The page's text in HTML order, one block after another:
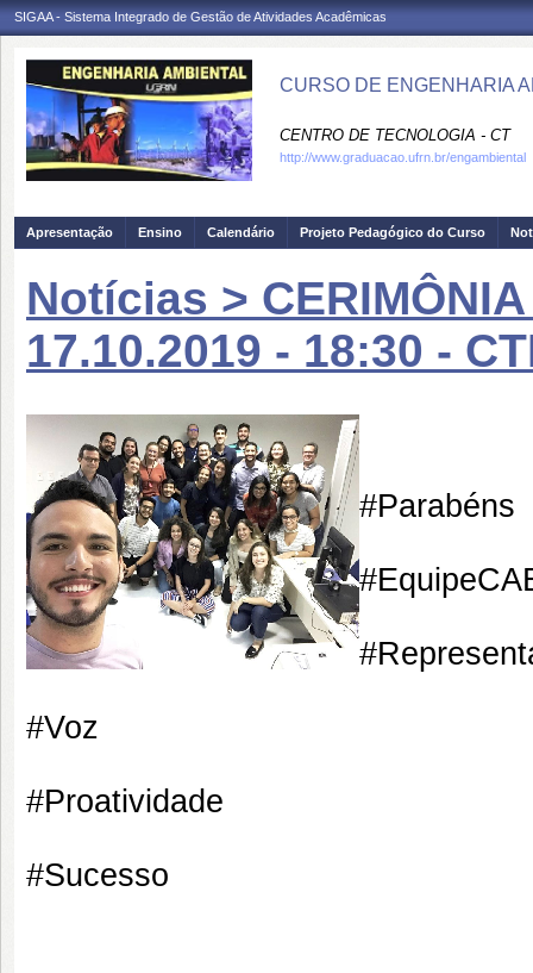
SIGAA - Sistema Integrado de Gestão de Atividades Acadêmicas
CURSO DE ENGENHARIA
CENTRO DE TECNOLOGIA - CT
http://www.graduacao.ufrn.br/engambiental
Apresentação Ensino Calendário Projeto Pedagógico do Curso
Notícias >
17.10.2019 - 18:30 -
#Parabéns
#
#
#Voz
#Proatividade
#Sucesso